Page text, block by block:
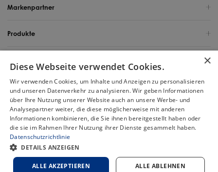
Markenpartner
Produkte
Über uns
Deutschland / Deutsch
Urheberrecht 2025 Tineco Intelligent Germany GmbH. Alle Rechte
vorbehalten.
Sitemap Cookie-Politik Nutzungsbedingungen
×
Diese Webseite verwendet Cookies.
Wir verwenden Cookies, um Inhalte und Anzeigen zu personalisieren
und unseren Datenverkehr zu analysieren. Wir geben Informationen
über Ihre Nutzung unserer Website auch an unsere Werbe- und
Analysepartner weiter, die diese möglicherweise mit anderen
Informationen kombinieren, die Sie ihnen bereitgestellt haben oder
die sie im Rahmen Ihrer Nutzung ihrer Dienste gesammelt haben.
Datenschutzrichtlinie
DETAILS ANZEIGEN
ALLE AKZEPTIEREN ALLE ABLEHNEN